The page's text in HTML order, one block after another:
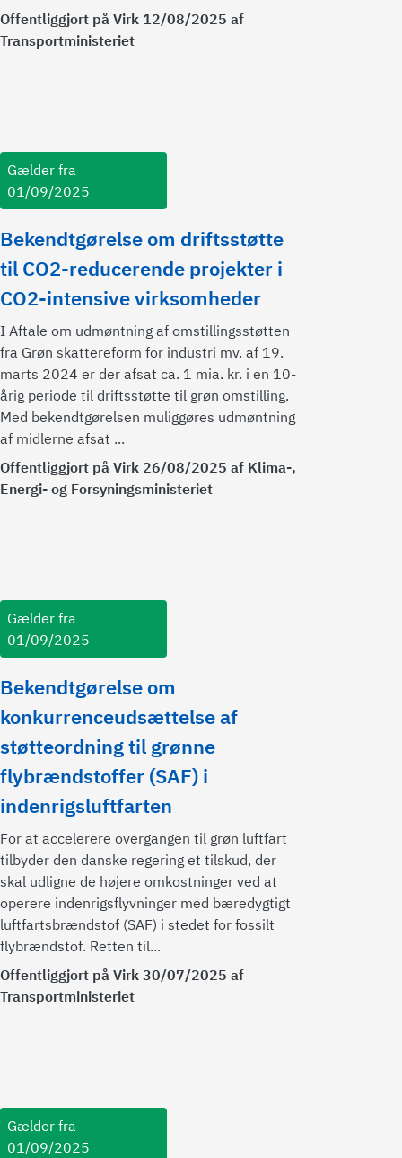
Offentliggjort på Virk 12/08/2025 af
Transportministeriet
Gælder fra
01/09/2025
Bekendtgørelse om driftsstøtte
til CO2-reducerende projekter i
CO2-intensive virksomheder
I Aftale om udmøntning af omstillingsstøtten
fra Grøn skattereform for industri mv. af 19.
marts 2024 er der afsat ca. 1 mia. kr. i en 10-
årig periode til driftsstøtte til grøn omstilling.
Med bekendtgørelsen muliggøres udmøntning
af midlerne afsat ...
Offentliggjort på Virk 26/08/2025 af Klima-,
Energi- og Forsyningsministeriet
Gælder fra
01/09/2025
Bekendtgørelse om
konkurrenceudsættelse af
støtteordning til grønne
flybrændstoffer (SAF) i
indenrigsluftfarten
For at accelerere overgangen til grøn luftfart
tilbyder den danske regering et tilskud, der
skal udligne de højere omkostninger ved at
operere indenrigsflyvninger med bæredygtigt
luftfartsbrændstof (SAF) i stedet for fossilt
flybrændstof. Retten til...
Offentliggjort på Virk 30/07/2025 af
Transportministeriet
Gælder fra
01/09/2025